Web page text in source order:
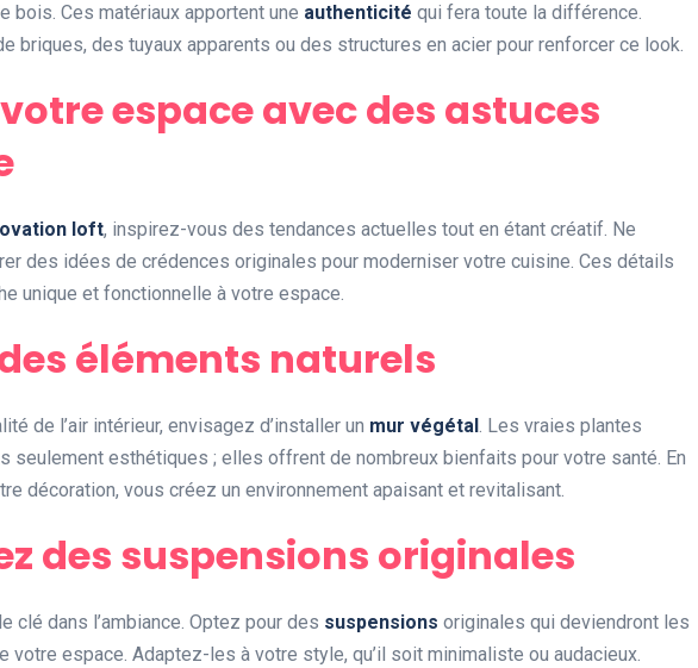
bois. Ces matériaux apportent une authenticité qui fera toute la différence.
briques, des tuyaux apparents ou des structures en acier pour renforcer ce look.
espace avec des astuces
loft, inspirez-vous des tendances actuelles tout en étant créatif. Ne
des idées de crédences originales pour moderniser votre cuisine. Ces détails
unique et fonctionnelle à votre espace.
éléments naturels
de l’air intérieur, envisagez d’installer un mur végétal . Les vraies plantes
seulement esthétiques ; elles offrent de nombreux bienfaits pour votre santé. En
décoration, vous créez un environnement apaisant et revitalisant.
des suspensions originales
clé dans l’ambiance. Optez pour des suspensions originales qui deviendront les
votre espace. Adaptez-les à votre style, qu’il soit minimaliste ou audacieux.